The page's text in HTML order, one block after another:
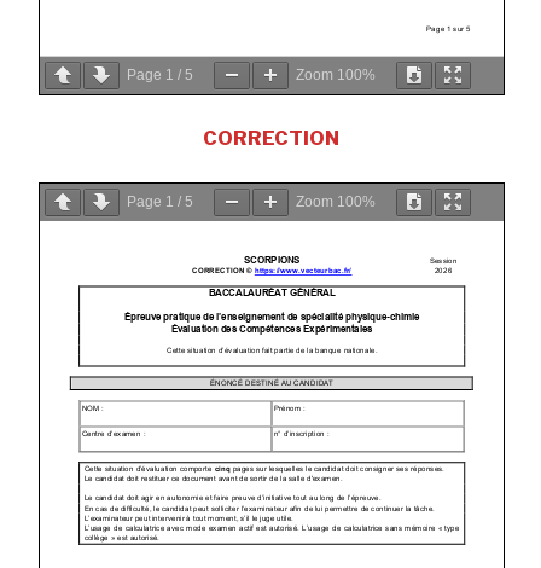
Page 1 / 5 Zoom 100%
CORRECTION
Page 1 / 5 Zoom 100%